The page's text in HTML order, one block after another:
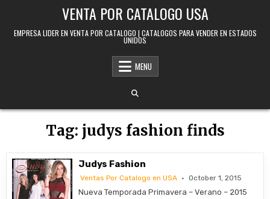
VENTA POR CATALOGO USA
EMPRESA LIDER EN VENTA POR CATALOGO | CATALOGOS PARA VENDER EN ESTADOS
UNIDOS
MENU
Tag: judys fashion finds
Judys Fashion
Ventas Por Catalogo en USA October 1, 2015
Nueva Temporada Primavera – Verano – 2015